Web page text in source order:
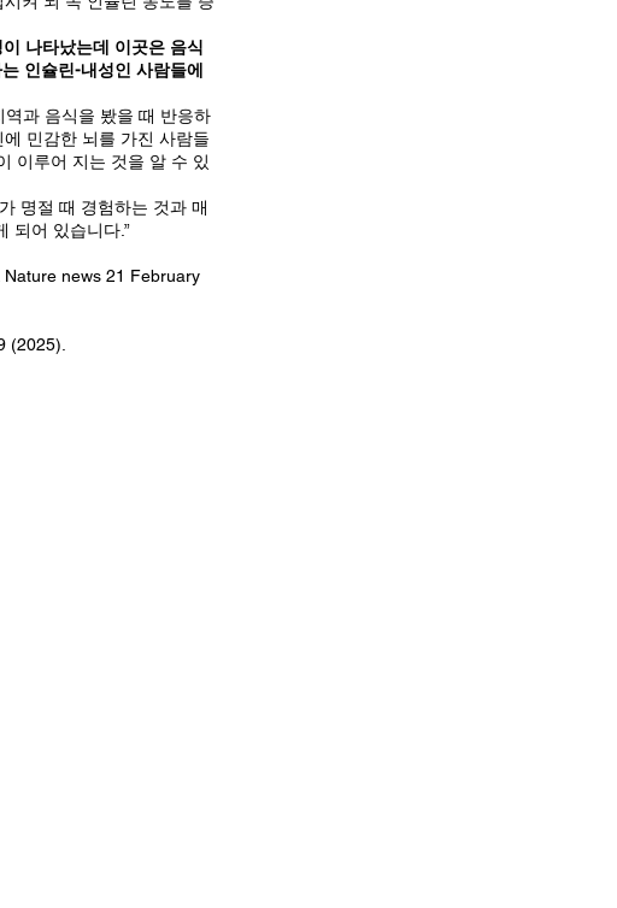
나타났는데 이곳은 음식
인슐린-내성인 사람들에
과 음식을 봤을 때 반응하
민감한 뇌를 가진 사람들
이루어 지는 것을 알 수 있
명절 때 경험하는 것과 매
되어 있습니다.”
news 21 February
(2025).